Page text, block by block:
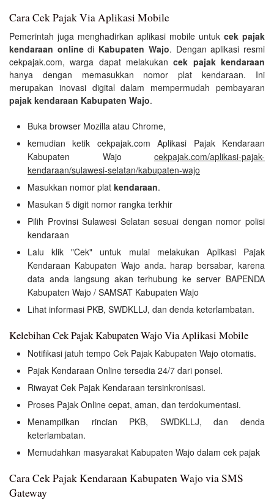
Cara Cek Pajak Via Aplikasi Mobile
Pemerintah juga menghadirkan aplikasi mobile untuk cek pajak
kendaraan onlinedi Kabupaten Wajo. Dengan aplikasi resmi
cekpajak.com, warga dapat melakukancek pajak kendaraan
hanya dengan memasukkan nomor plat kendaraan. Ini
merupakan inovasi digital dalam mempermudah pembayaran
pajak kendaraan Kabupaten Wajo.
Buka browser Mozilla atau Chrome,
kemudian ketik cekpajak.com Aplikasi Pajak Kendaraan
Kabupaten Wajo cekpajak.com/aplikasi-pajak-
kendaraan/sulawesi-selatan/kabupaten-wajo
Masukkan nomor plat kendaraan.
Masukan 5 digit nomor rangka terkhir
Pilih Provinsi Sulawesi Selatan sesuai dengan nomor polisi
kendaraan
Lalu klik "Cek" untuk mulai melakukan Aplikasi Pajak
Kendaraan Kabupaten Wajo anda. harap bersabar, karena
data anda langsung akan terhubung ke server BAPENDA
Kabupaten Wajo / SAMSAT Kabupaten Wajo
Lihat informasi PKB, SWDKLLJ, dan denda keterlambatan.
Kelebihan Cek Pajak Kabupaten Wajo Via Aplikasi Mobile
Notifikasi jatuh tempo Cek Pajak Kabupaten Wajo otomatis.
Pajak Kendaraan Online tersedia 24/7 dari ponsel.
Riwayat Cek Pajak Kendaraan tersinkronisasi.
Proses Pajak Online cepat, aman, dan terdokumentasi.
Menampilkan rincian PKB, SWDKLLJ, dan denda
keterlambatan.
Memudahkan masyarakat Kabupaten Wajo dalam cek pajak
Cara Cek Pajak Kendaraan Kabupaten Wajo via SMS
Gateway